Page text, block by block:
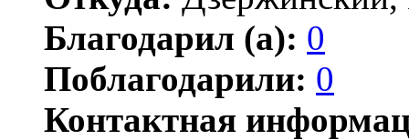
Благодарил (а): 0
Поблагодарили: 0
Контактная